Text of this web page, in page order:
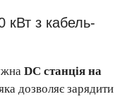
кВт з кабель-
DC станція на
дозволяє зарядити